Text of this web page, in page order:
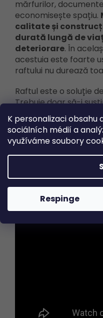
K personalizaci
sociálních médií a
využíváme soubory
Respinge
mărfurilor,
economisește spațiu.
calitate și
durată lungă de
deteriorare. În
acestuia este foarte
raftului nu durează
Raftul este o soluție
Trebuie doar să-i
o pe perete și să vă
folosit și de
dumneavoastră.Și
încărcare
este încărcat